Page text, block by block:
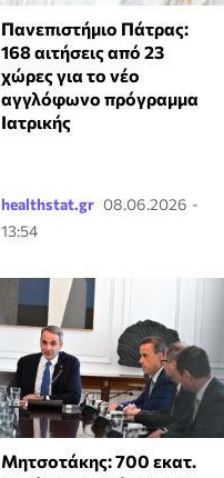
Πανεπιστήμιο Πάτρας:
168 αιτήσεις από 23
χώρες για το νέο
αγγλόφωνο πρόγραμμα
Ιατρικής
healthstat.gr 08.06.2026 -
13:54
Μητσοτάκης: 700 εκατ.